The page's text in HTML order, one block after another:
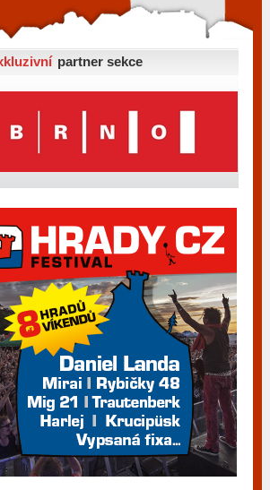
partner sekce